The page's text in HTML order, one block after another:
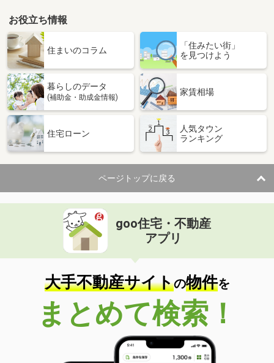
お役立ち情報
住まいのコラム
「住みたい街」
を見つけよう
暮らしのデータ
(補助金・助成金情報)
家賃相場
住宅ローン
人気タウン
ランキング
ページトップに戻る
goo住宅・不動産
アプリ
大手不動産サイトの物件を
まとめて検索！